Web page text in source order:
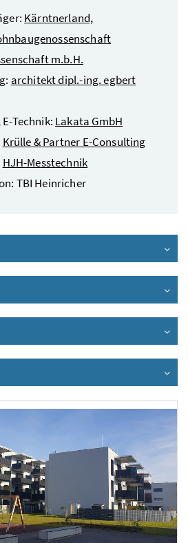
Kärntnerland,
m.b.H.
architekt dipl.-ing. egbert
Technik: Lakata GmbH
Krülle & Partner E-Consulting
HJH-Messtechnik
TBI Heinricher
aufklappen